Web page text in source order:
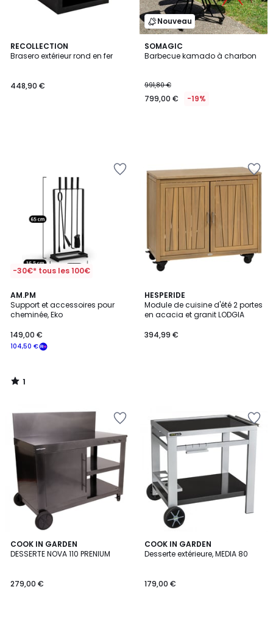
RECOLLECTION
Brasero extérieur rond en fer
448,90 €
Nouveau
SOMAGIC
Barbecue kamado à charbon
991,80 €
799,00 € -19%
-30€* tous les 100€
AM.PM
Support et accessoires pour
cheminée, Eko
104,50 €
149,00 €
1
/
5
1
/
HESPERIDE
Module de cuisine d'été 2 portes
en acacia et granit LODGIA
394,99 €
COOK IN GARDEN
DESSERTE NOVA 110 PRENIUM
279,00 €
COOK IN GARDEN
Desserte extérieure, MEDIA 80
179,00 €
5
/